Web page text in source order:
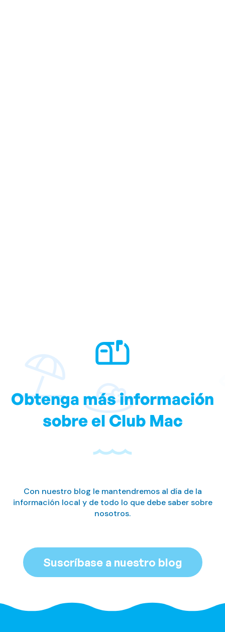
Obtenga más información
sobre el Club Mac
Con nuestro blog le mantendremos al día de la
información local y de todo lo que debe saber sobre
nosotros.
Suscríbase a nuestro blog